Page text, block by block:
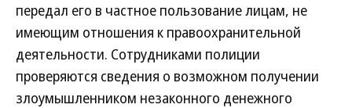
передал его в частное пользование лицам, не
имеющим отношения к правоохранительной
деятельности. Сотрудниками полиции
проверяются сведения о возможном получении
злоумышленником незаконного денежного